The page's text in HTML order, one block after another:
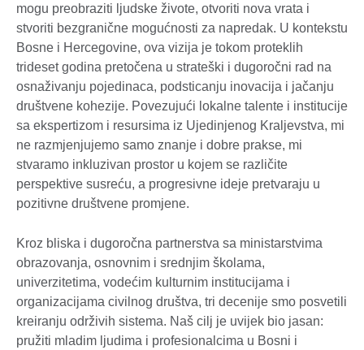
mogu preobraziti ljudske živote, otvoriti nova vrata i
stvoriti bezgranične mogućnosti za napredak. U kontekstu
Bosne i Hercegovine, ova vizija je tokom proteklih
trideset godina pretočena u strateški i dugoročni rad na
osnaživanju pojedinaca, podsticanju inovacija i jačanju
društvene kohezije. Povezujući lokalne talente i institucije
sa ekspertizom i resursima iz Ujedinjenog Kraljevstva, mi
ne razmjenjujemo samo znanje i dobre prakse, mi
stvaramo inkluzivan prostor u kojem se različite
perspektive susreću, a progresivne ideje pretvaraju u
pozitivne društvene promjene.
Kroz bliska i dugoročna partnerstva sa ministarstvima
obrazovanja, osnovnim i srednjim školama,
univerzitetima, vodećim kulturnim institucijama i
organizacijama civilnog društva, tri decenije smo posvetili
kreiranju održivih sistema. Naš cilj je uvijek bio jasan:
pružiti mladim ljudima i profesionalcima u Bosni i